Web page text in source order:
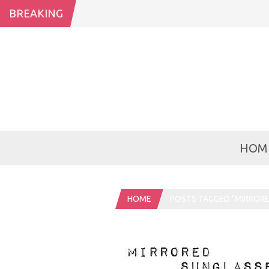
BREAKING
HOME